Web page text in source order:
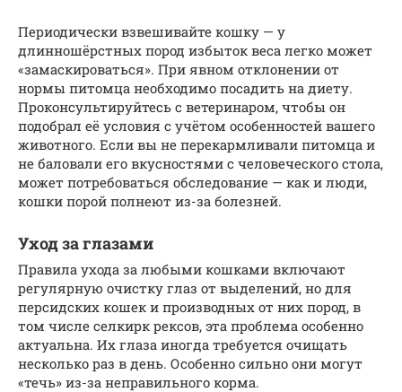
Периодически взвешивайте кошку — у
длинношёрстных пород избыток веса легко может
«замаскироваться». При явном отклонении от
нормы питомца необходимо посадить на диету.
Проконсультируйтесь с ветеринаром, чтобы он
подобрал её условия с учётом особенностей вашего
животного. Если вы не перекармливали питомца и
не баловали его вкусностями с человеческого стола,
может потребоваться обследование — как и люди,
кошки порой полнеют из-за болезней.
Уход за глазами
Правила ухода за любыми кошками включают
регулярную очистку глаз от выделений, но для
персидских кошек и производных от них пород, в
том числе селкирк рексов, эта проблема особенно
актуальна. Их глаза иногда требуется очищать
несколько раз в день. Особенно сильно они могут
«течь» из-за неправильного корма.